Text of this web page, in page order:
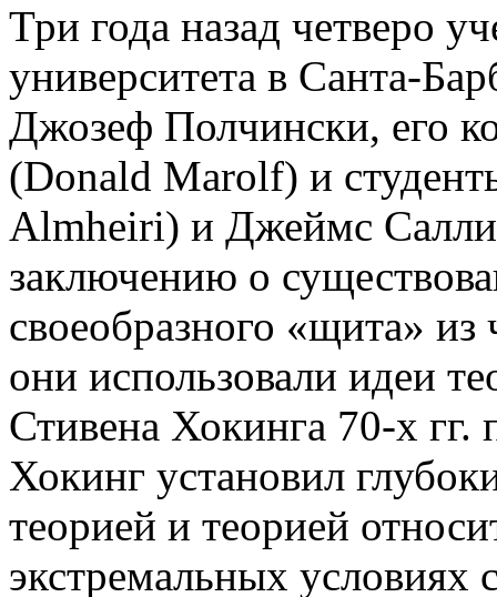
Три года назад четверо
университета в Санта-
Джозеф Полчински, его
(Donald Marolf) и
Almheiri) и Джеймс
заключению о
своеобразного «щита»
они использовали идеи
Стивена Хокинга 70-х
Хокинг установил
теорией и теорией
экстремальных условиях